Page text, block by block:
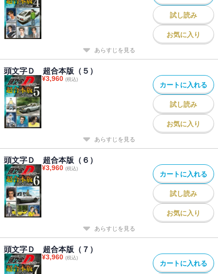
試し読み
お気に入り
あらすじを見る
頭文字Ｄ 超合本版（５）
¥3,960 (税込)
カートに入れる
試し読み
お気に入り
あらすじを見る
頭文字Ｄ 超合本版（６）
¥3,960 (税込)
カートに入れる
試し読み
お気に入り
あらすじを見る
頭文字Ｄ 超合本版（７）
¥3,960 (税込)
カートに入れる